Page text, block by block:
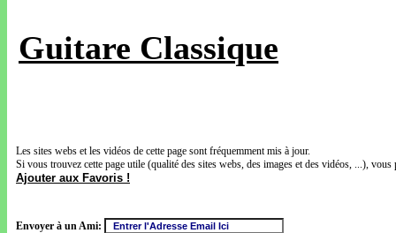
Guitare Classique
Les sites webs et les vidéos de cette page sont fréquemment mis à jour.
Si vous trouvez cette page utile (qualité des sites webs, des images et des vidéos, ...),
Ajouter aux Favoris !
Envoyer à un Ami: